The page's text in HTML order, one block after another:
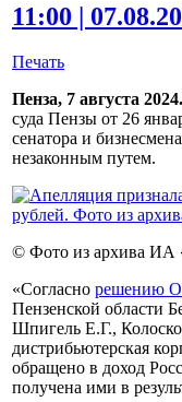
11:00 |
Печать
Пенза, 7 августа
суда Пензы от 26
сенатора и
незаконным путем.
© Фото из архива ИА
«Согласно решению
Пензенской области
Шпигель Е.Г.,
дистрибьютерская
обращено в доход
получена ими в